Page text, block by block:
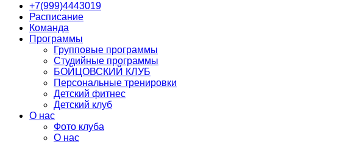
+7(999)4443019
Расписание
Команда
Программы
Групповые программы
Студийные программы
БОЙЦОВСКИЙ КЛУБ
Персональные тренировки
Детский фитнес
Детский клуб
О нас
Фото клуба
О нас